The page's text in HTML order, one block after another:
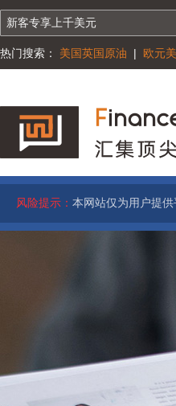
热门搜索： 美国英国原油 | 欧元
风险提示： 本网站仅为用户提